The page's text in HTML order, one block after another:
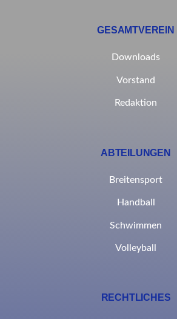
GESAMTVEREIN
Downloads
Vorstand
Redaktion
ABTEILUNGEN
Breitensport
Handball
Schwimmen
Volleyball
RECHTLICHES